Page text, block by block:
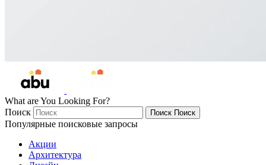
What are You Looking For?
Поиск
Поиск Поиск
Популярные поисковые запросы
Акции
Архитектура